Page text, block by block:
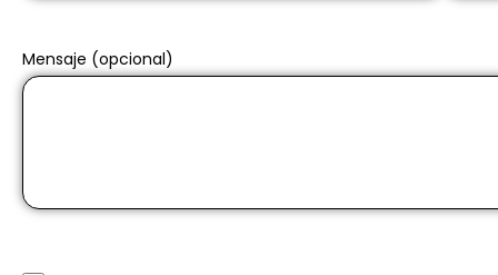
Mensaje (opcional)